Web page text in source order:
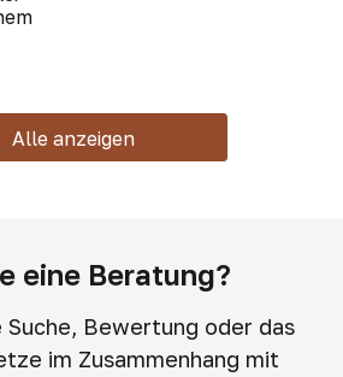
Alle anzeigen
eine Beratung?
Bewertung oder das
im Zusammenhang mit